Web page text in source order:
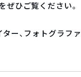
ぜひご覧ください。
ター、フォトグラ